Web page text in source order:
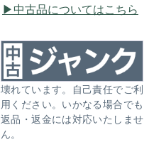
中古品についてはこちら
壊れています。自己責任でご利
用ください。いかなる場合でも
返品・返金には対応いたしませ
ん。